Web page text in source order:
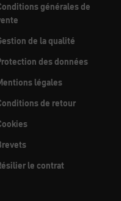
générales de
de la qualité
des données
légales
de retour
le contrat